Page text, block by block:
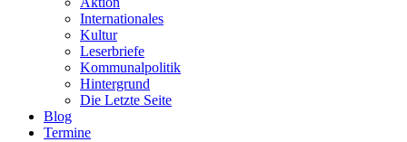
Internationales
Kultur
Leserbriefe
Kommunalpolitik
Hintergrund
Die Letzte Seite
Blog
Termine